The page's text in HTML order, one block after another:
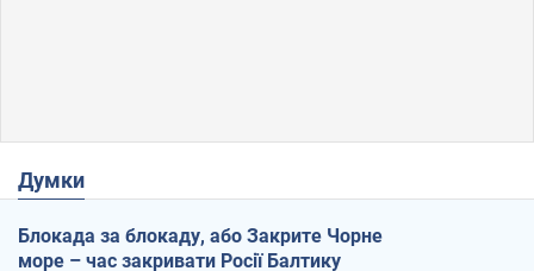
Думки
Блокада за блокаду, або Закрите Чорне
море – час закривати Росії Балтику